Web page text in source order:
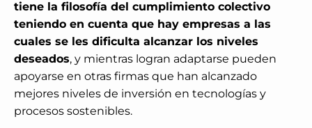
tiene la filosofía del cumplimiento colectivo
teniendo en cuenta que hay empresas a las
cuales se les dificulta alcanzar los niveles
deseados, y mientras logran adaptarse pueden
apoyarse en otras firmas que han alcanzado
mejores niveles de inversión en tecnologías y
procesos sostenibles.